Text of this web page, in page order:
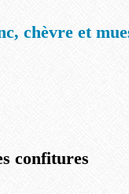
chèvre et
confitures